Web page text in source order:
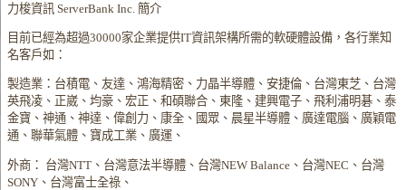
力梭資訊 ServerBank Inc. 簡介
目前已經為超過30000家企業提供IT資訊架構所需的軟硬體設備，各行業知
名客戶如：
製造業：台積電、友達、鴻海精密、力晶半導體、安捷倫、台灣東芝、台灣
英飛凌、正崴、均豪、宏正、和碩聯合、東隆、建興電子、飛利浦明碁、泰
金寶、神通、神達、偉創力、康全、國眾、晨星半導體、廣達電腦、廣穎電
通、聯華氣體、寶成工業、廣運、
外商： 台灣NTT、台灣意法半導體、台灣NEW Balance、台灣NEC、台灣
SONY、台灣富士全祿、